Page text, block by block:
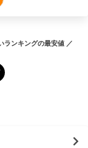
ランキングの最安値 ／